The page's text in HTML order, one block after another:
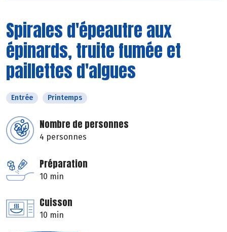
Spirales d'épeautre aux
épinards, truite fumée et
paillettes d'algues
Entrée Printemps
Nombre de personnes
4 personnes
Préparation
10 min
Cuisson
10 min